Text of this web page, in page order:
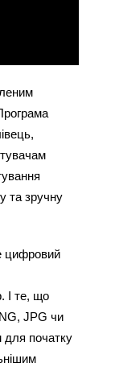
та зручну
цифровий
І те, що
JPG чи
для початку